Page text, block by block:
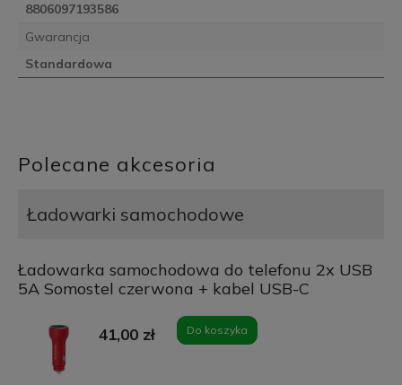
8806097193586
Gwarancja
Standardowa
Polecane akcesoria
Ładowarki samochodowe
Ładowarka samochodowa do telefonu 2x USB
5A Somostel czerwona + kabel USB-C
41,00 zł Do koszyka